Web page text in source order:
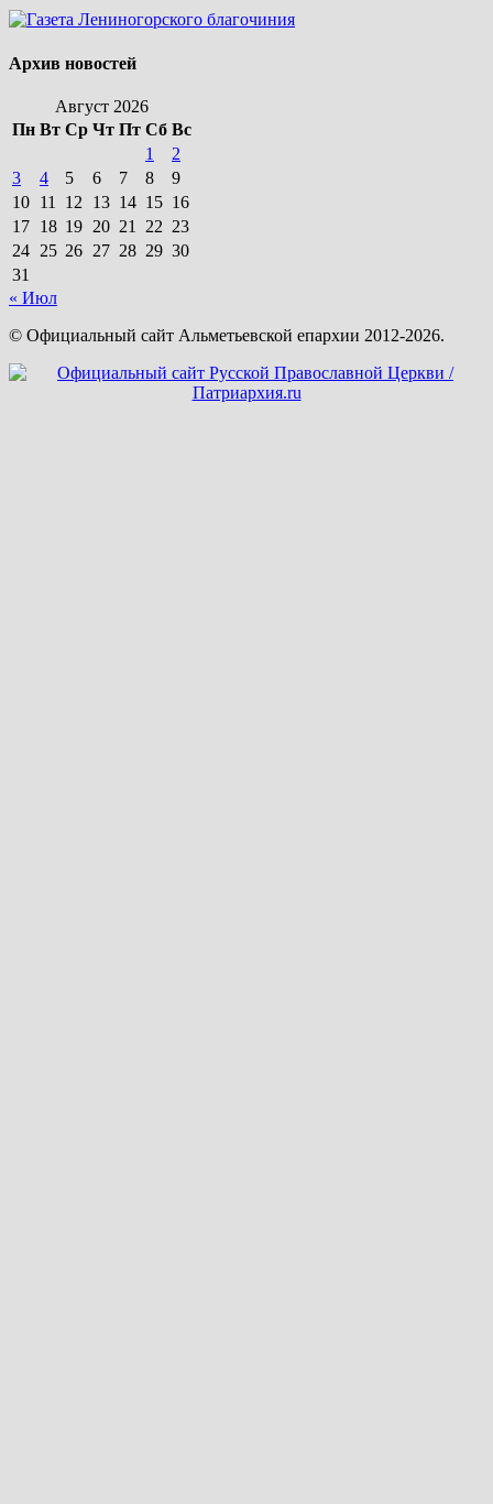
Архив новостей
Август 2026
Пн Вт Ср Чт Пт Сб Вс
1
2
3
4 5 6 7 8
9
10 11 12 13 14 15 16
17 18 19 20 21 22 23
24 25 26 27 28 29 30
31
« Июл
© Официальный сайт Альметьевской епархии 2012-2026.